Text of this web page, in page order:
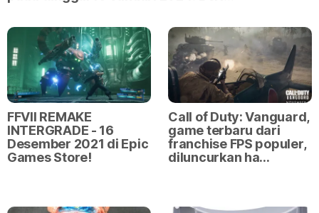
FFVII REMAKE
INTERGRADE - 16
Desember 2021 di Epic
Games Store!
Call of Duty: Vanguard,
game terbaru dari
franchise FPS populer,
diluncurkan ha…